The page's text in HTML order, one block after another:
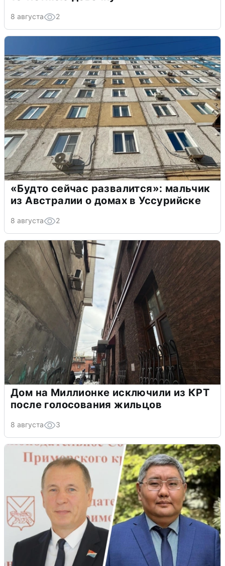
8 августа 2
«Будто сейчас развалится»: мальчик
из Австралии о домах в Уссурийске
8 августа 2
Дом на Миллионке исключили из КРТ
после голосования жильцов
8 августа 3